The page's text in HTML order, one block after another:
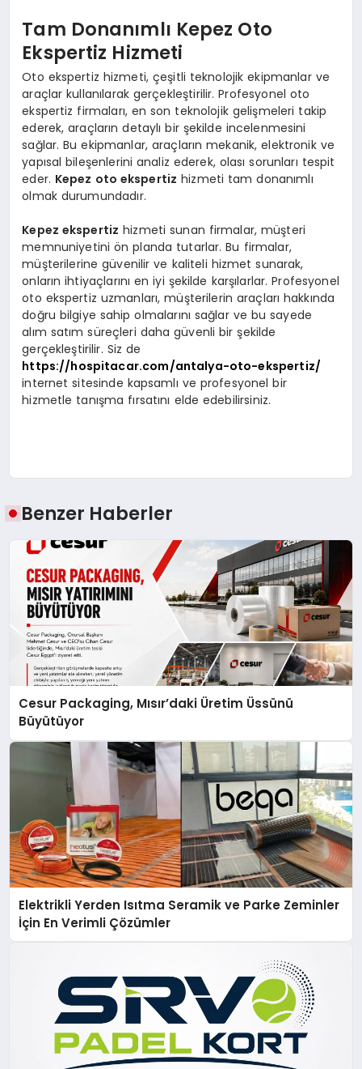
Tam Donanımlı Kepez Oto
Ekspertiz Hizmeti
Oto ekspertiz hizmeti, çeşitli teknolojik ekipmanlar ve
araçlar kullanılarak gerçekleştirilir. Profesyonel oto
ekspertiz firmaları, en son teknolojik gelişmeleri takip
ederek, araçların detaylı bir şekilde incelenmesini
sağlar. Bu ekipmanlar, araçların mekanik, elektronik ve
yapısal bileşenlerini analiz ederek, olası sorunları tespit
eder. Kepez oto ekspertiz hizmeti tam donanımlı
olmak durumundadır.
Kepez ekspertiz hizmeti sunan firmalar, müşteri
memnuniyetini ön planda tutarlar. Bu firmalar,
müşterilerine güvenilir ve kaliteli hizmet sunarak,
onların ihtiyaçlarını en iyi şekilde karşılarlar. Profesyonel
oto ekspertiz uzmanları, müşterilerin araçları hakkında
doğru bilgiye sahip olmalarını sağlar ve bu sayede
alım satım süreçleri daha güvenli bir şekilde
gerçekleştirilir. Siz de
https://hospitacar.com/antalya-oto-ekspertiz/
internet sitesinde kapsamlı ve profesyonel bir
hizmetle tanışma fırsatını elde edebilirsiniz.
Benzer Haberler
Cesur Packaging, Mısır’daki Üretim Üssünü
Büyütüyor
Elektrikli Yerden Isıtma Seramik ve Parke Zeminler
İçin En Verimli Çözümler